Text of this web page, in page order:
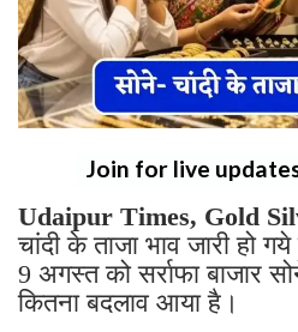
Join for live
Udaipur Times, Gold
चांदी के ताजा भाव जारी
9 अगस्त को सर्राफा बाजार
कितना बदलाव आया है।